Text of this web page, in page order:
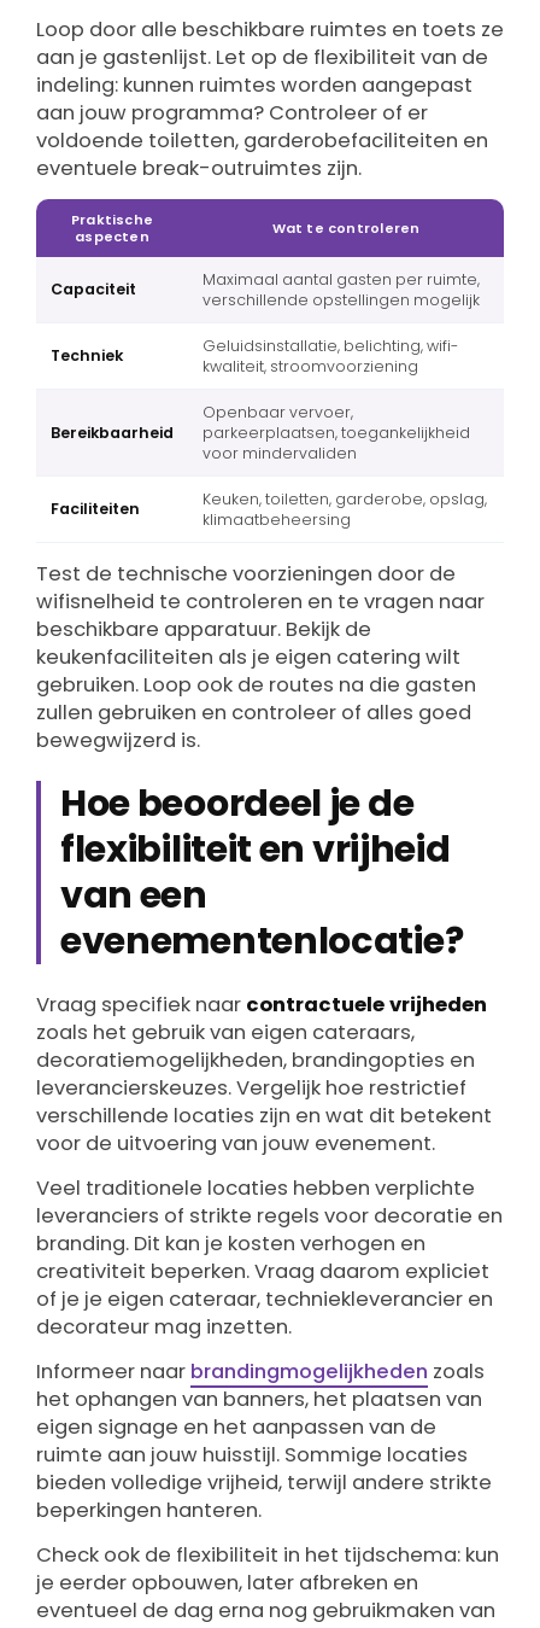
Loop door alle beschikbare ruimtes en toets ze
aan je gastenlijst. Let op de flexibiliteit van de
indeling: kunnen ruimtes worden aangepast
aan jouw programma? Controleer of er
voldoende toiletten, garderobefaciliteiten en
eventuele break-outruimtes zijn.
Praktische
aspecten
Wat te controleren
Capaciteit
Maximaal aantal gasten per ruimte,
verschillende opstellingen mogelijk
Techniek
Geluidsinstallatie, belichting, wifi-
kwaliteit, stroomvoorziening
Bereikbaarheid
Openbaar vervoer,
parkeerplaatsen, toegankelijkheid
voor mindervaliden
Faciliteiten
Keuken, toiletten, garderobe, opslag,
klimaatbeheersing
Test de technische voorzieningen door de
wifisnelheid te controleren en te vragen naar
beschikbare apparatuur. Bekijk de
keukenfaciliteiten als je eigen catering wilt
gebruiken. Loop ook de routes na die gasten
zullen gebruiken en controleer of alles goed
bewegwijzerd is.
Hoe beoordeel je de
flexibiliteit en vrijheid
van een
evenementenlocatie?
Vraag specifiek naar contractuele vrijheden
zoals het gebruik van eigen cateraars,
decoratiemogelijkheden, brandingopties en
leverancierskeuzes. Vergelijk hoe restrictief
verschillende locaties zijn en wat dit betekent
voor de uitvoering van jouw evenement.
Veel traditionele locaties hebben verplichte
leveranciers of strikte regels voor decoratie en
branding. Dit kan je kosten verhogen en
creativiteit beperken. Vraag daarom expliciet
of je je eigen cateraar, techniekleverancier en
decorateur mag inzetten.
Informeer naar brandingmogelijkheden zoals
het ophangen van banners, het plaatsen van
eigen signage en het aanpassen van de
ruimte aan jouw huisstijl. Sommige locaties
bieden volledige vrijheid, terwijl andere strikte
beperkingen hanteren.
Check ook de flexibiliteit in het tijdschema: kun
je eerder opbouwen, later afbreken en
eventueel de dag erna nog gebruikmaken van